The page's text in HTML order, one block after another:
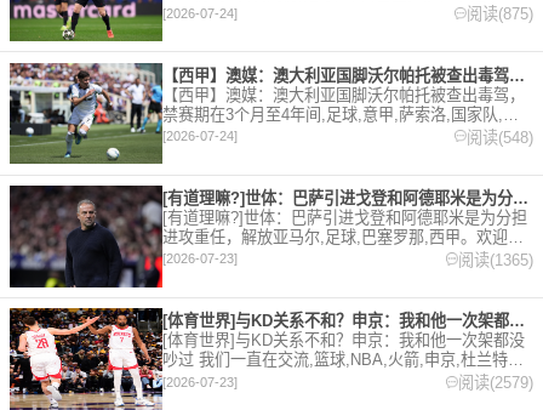
本站，24小时为你更新最新的足球，篮球体育资讯。
[2026-07-24] 阅读(875)
【西甲】澳媒：澳大利亚国脚沃尔帕托被查出毒驾，禁赛期在3个月
【西甲】澳媒：澳大利亚国脚沃尔帕托被查出毒驾，
禁赛期在3个月至4年间,足球,意甲,萨索洛,国家队,澳
大利亚,英超,西甲,德甲,法甲,五洲。欢迎收藏本站，
[2026-07-24] 阅读(548)
[有道理嘛?]世体：巴萨引进戈登和阿德耶米是为分担进攻重任，
[有道理嘛?]世体：巴萨引进戈登和阿德耶米是为分担
进攻重任，解放亚马尔,足球,巴塞罗那,西甲。欢迎收
藏本站，24小时为你更新最新的足球，篮球体育资
[2026-07-23] 阅读(1365)
[体育世界]与KD关系不和？申京：我和他一次架都没吵过 我们
[体育世界]与KD关系不和？申京：我和他一次架都没
吵过 我们一直在交流,篮球,NBA,火箭,申京,杜兰特。
欢迎收藏本站，24小时为你更新最新的足球，篮球体
育资讯。
[2026-07-23] 阅读(2579)